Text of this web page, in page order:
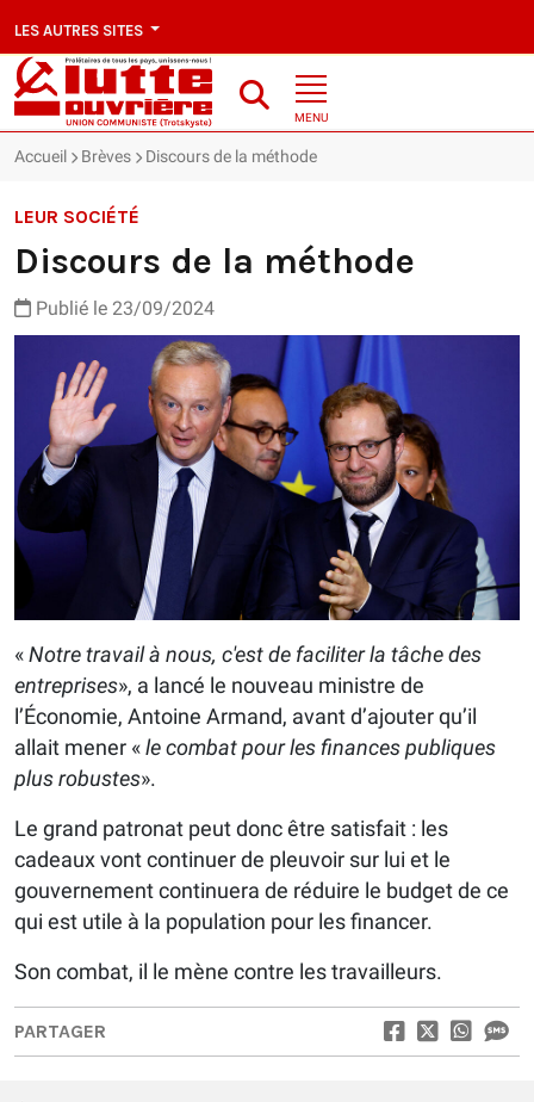
LES AUTRES SITES
MENU
Accueil Brèves Discours de la méthode
LEUR SOCIÉTÉ
Discours de la méthode
Publié le 23/09/2024
«Notre travail à nous, c'est de faciliter la tâche des
entreprises», a lancé le nouveau ministre de
l’Économie, Antoine Armand, avant d’ajouter qu’il
allait mener «le combat pour les finances publiques
plus robustes».
Le grand patronat peut donc être satisfait : les
cadeaux vont continuer de pleuvoir sur lui et le
gouvernement continuera de réduire le budget de ce
qui est utile à la population pour les financer.
Son combat, il le mène contre les travailleurs.
PARTAGER